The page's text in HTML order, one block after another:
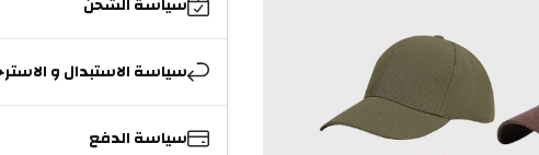
سياسة الاستبدال و
سياسة الدفع